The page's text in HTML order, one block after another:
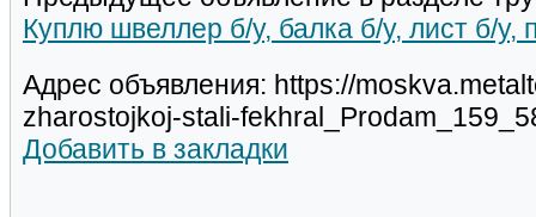
Куплю швеллер б/у, балка б/у, лист б/у,
Адрес объявления: https://
zharostojkoj-stali-
Добавить в закладки